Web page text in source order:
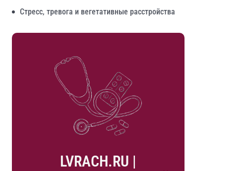
Стресс, тревога и вегетативные расстройства
LVRACH.RU |